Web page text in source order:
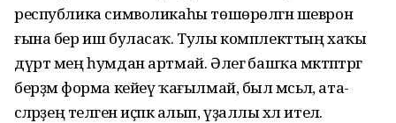
республика символикаһы төшөрөлгән шеврон
ғына бер иш буласаҡ. Тулы комплекттың хаҡы
дүрт мең һумдан артмай. Әлегә башҡа мәктәптәргә
берҙәм форма кейеү ҡағылмай, был мәсьәлә, ата-
әсәләрҙең теләген иҫәпкә алып, үҙаллы хәл ителә.